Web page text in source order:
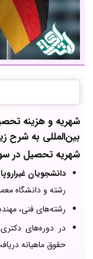
شهریه و هزینه
بین‌المللی به شرح
شهریه تحصیل در
دانشجویان
رشته و دانشگاه
رشته‌های فنی،
در دوره‌های
حقوق ماهیانه